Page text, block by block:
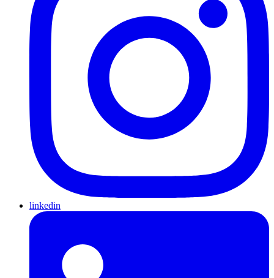
linkedin